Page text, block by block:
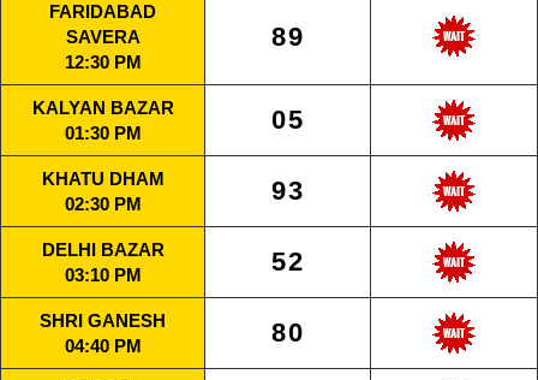
FARIDABAD
SAVERA
12:30 PM
89
KALYAN BAZAR
01:30 PM
05
KHATU DHAM
02:30 PM
93
DELHI BAZAR
03:10 PM
52
SHRI GANESH
04:40 PM
80